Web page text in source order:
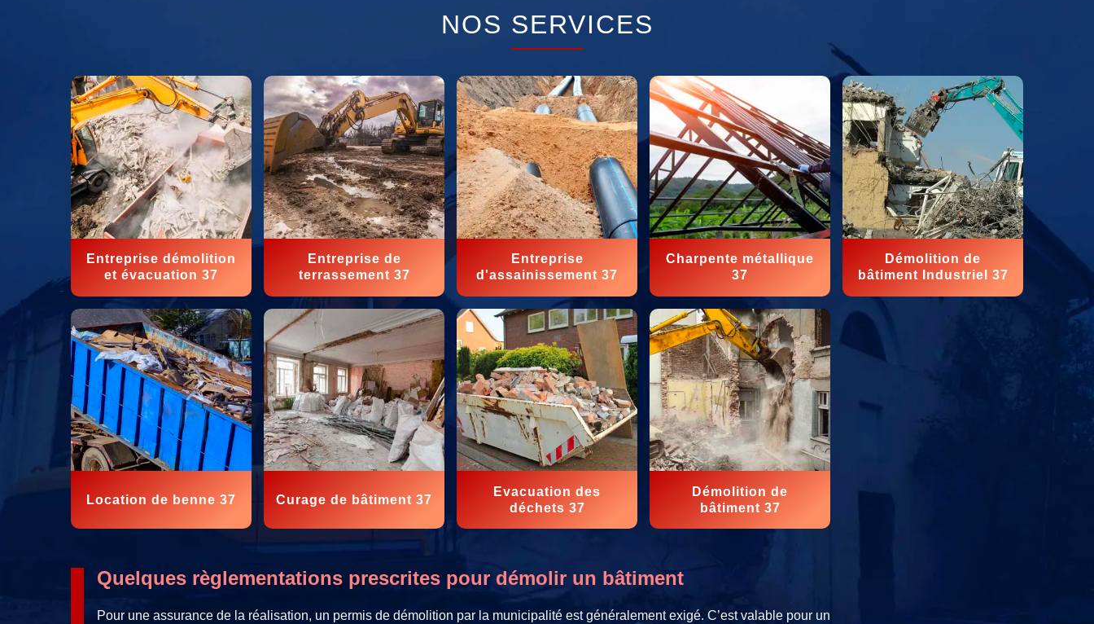
NOS SERVICES
Entreprise démolition
et évacuation 37
Entreprise de
terrassement 37
Entreprise
d'assainissement 37
Charpente métallique
37
Démolition de
bâtiment Industriel 37
Location de benne 37 Curage de bâtiment 37
Evacuation des
déchets 37
Démolition de
bâtiment 37
Quelques règlementations prescrites pour démolir un bâtiment
Pour une assurance de la réalisation, un permis de démolition par la municipalité est généralement exigé. C’est valable pour un